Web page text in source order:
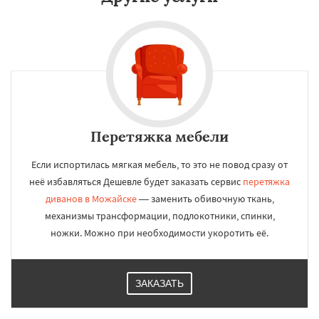
Перетяжка мебели
Если испортилась мягкая мебель, то это не повод сразу от
неё избавляться Дешевле будет заказать сервис перетяжка
диванов в Можайске— заменить обивочную ткань,
механизмы трансформации, подлокотники, спинки,
ножки. Можно при необходимости укоротить её.
ЗАКАЗАТЬ